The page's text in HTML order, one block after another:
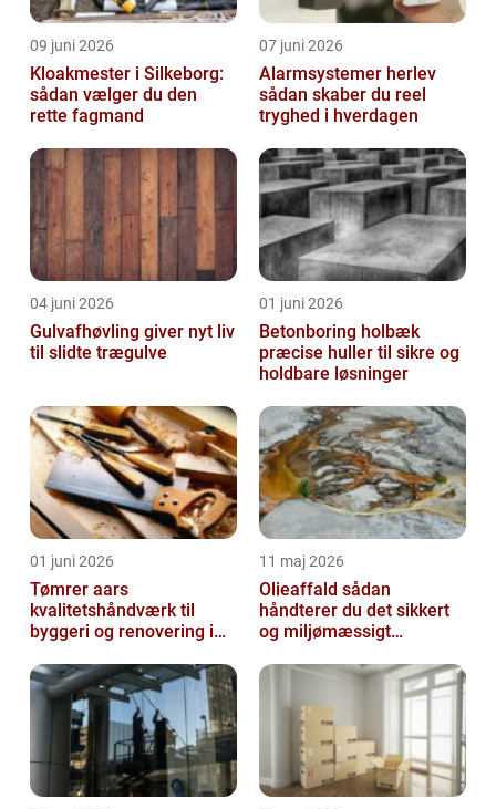
09 juni 2026
Kloakmester i Silkeborg:
sådan vælger du den
rette fagmand
07 juni 2026
Alarmsystemer herlev
sådan skaber du reel
tryghed i hverdagen
04 juni 2026
Gulvafhøvling giver nyt liv
til slidte trægulve
01 juni 2026
Betonboring holbæk
præcise huller til sikre og
holdbare løsninger
01 juni 2026
Tømrer aars
kvalitetshåndværk til
byggeri og renovering i
11 maj 2026
Olieaffald sådan
håndterer du det sikkert
og miljømæssigt